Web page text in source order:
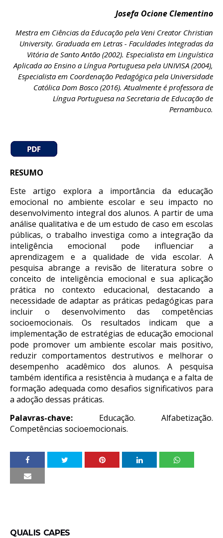
Josefa Ocione Clementino
Mestra em Ciências da Educação pela Veni Creator Christian
University. Graduada em Letras - Faculdades Integradas da
Vitória de Santo Antão (2002). Especialista em Linguística
Aplicada ao Ensino a Língua Portuguesa pela UNIVISA (2004),
Especialista em Coordenação Pedagógica pela Universidade
Católica Dom Bosco (2016). Atualmente é professora de
Língua Portuguesa na Secretaria de Educação de
Pernambuco.
RESUMO
Este artigo explora a importância da educação
emocional no ambiente escolar e seu impacto no
desenvolvimento integral dos alunos. A partir de uma
análise qualitativa e de um estudo de caso em escolas
públicas, o trabalho investiga como a integração da
inteligência emocional pode influenciar a
aprendizagem e a qualidade de vida escolar. A
pesquisa abrange a revisão de literatura sobre o
conceito de inteligência emocional e sua aplicação
prática no contexto educacional, destacando a
necessidade de adaptar as práticas pedagógicas para
incluir o desenvolvimento das competências
socioemocionais. Os resultados indicam que a
implementação de estratégias de educação emocional
pode promover um ambiente escolar mais positivo,
reduzir comportamentos destrutivos e melhorar o
desempenho acadêmico dos alunos. A pesquisa
também identifica a resistência à mudança e a falta de
formação adequada como desafios significativos para
a adoção dessas práticas.
Palavras-chave: Educação. Alfabetização.
Competências socioemocionais.
QUALIS CAPES